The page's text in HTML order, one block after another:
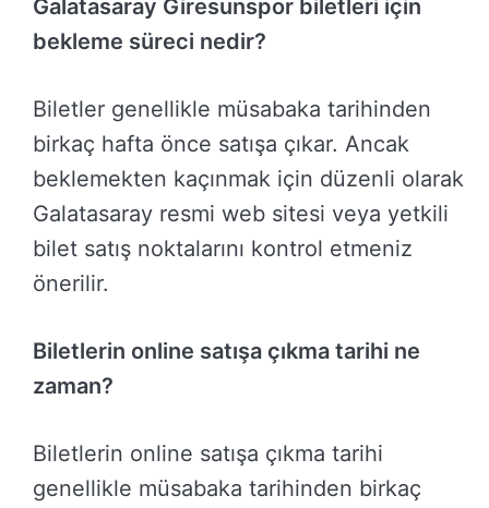
Galatasaray Giresunspor biletleri için
bekleme süreci nedir?
Biletler genellikle müsabaka tarihinden
birkaç hafta önce satışa çıkar. Ancak
beklemekten kaçınmak için düzenli olarak
Galatasaray resmi web sitesi veya yetkili
bilet satış noktalarını kontrol etmeniz
önerilir.
Biletlerin online satışa çıkma tarihi ne
zaman?
Biletlerin online satışa çıkma tarihi
genellikle müsabaka tarihinden birkaç